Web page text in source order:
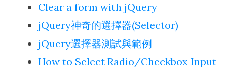
Clear a form with jQuery
jQuery神奇的選擇器(Selector)
jQuery選擇器測試與範例
How to Select Radio/Checkbox Input